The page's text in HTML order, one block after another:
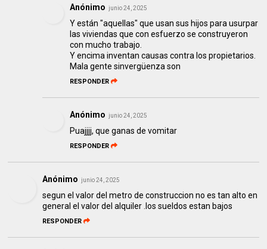
Anónimo junio 24, 2025
Y están "aquellas" que usan sus hijos para usurpar
las viviendas que con esfuerzo se construyeron
con mucho trabajo.
Y encima inventan causas contra los propietarios.
Mala gente sinvergüenza son
RESPONDER
Anónimo junio 24, 2025
Puajjjj, que ganas de vomitar
RESPONDER
Anónimo junio 24, 2025
segun el valor del metro de construccion no es tan alto en
general el valor del alquiler .los sueldos estan bajos
RESPONDER